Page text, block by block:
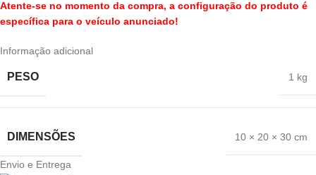
Atente-se no momento da compra, a configuração do produto é
específica para o veículo anunciado!
Informação adicional
PESO 1 kg
DIMENSÕES 10 × 20 × 30 cm
Envio e Entrega